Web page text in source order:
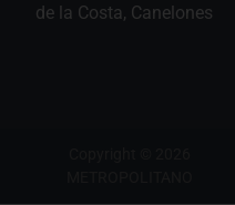
de la Costa, Canelones